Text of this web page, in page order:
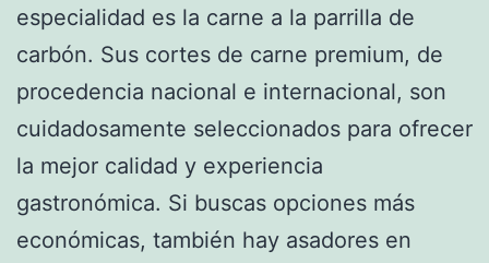
especialidad es la carne a la parrilla de
carbón. Sus cortes de carne premium, de
procedencia nacional e internacional, son
cuidadosamente seleccionados para ofrecer
la mejor calidad y experiencia
gastronómica. Si buscas opciones más
económicas, también hay asadores en